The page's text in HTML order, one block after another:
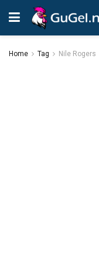
Home Tag Nile Rogers